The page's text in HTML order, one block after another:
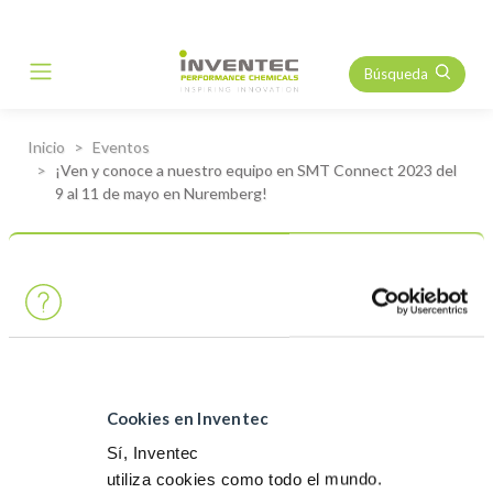
Cookies en Inventec
Sí, Inventec
utiliza cookies como todo el mundo.
Main Navigation Búsqueda
Inicio
Eventos
¡Ven y conoce a nuestro equipo en SMT Connect 2023 del
9 al 11 de mayo en Nuremberg!
¡Ven y conoce a nuestro
del 9 al 11 de mayo en
Nuremberg!